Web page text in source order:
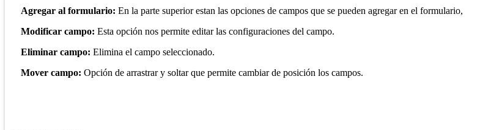
Agregar al formulario: En la parte superior estan las opciones de campos que se pueden agregar en el formulario,
Modificar campo: Esta opción nos permite editar las configuraciones del campo.
Eliminar campo: Elimina el campo seleccionado.
Mover campo: Opción de arrastrar y soltar que permite cambiar de posición los campos.